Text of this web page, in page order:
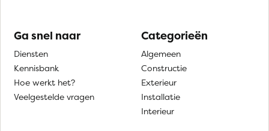
Ga snel naar
Diensten
Kennisbank
Hoe werkt het?
Veelgestelde vragen
Categorieën
Algemeen
Constructie
Exterieur
Installatie
Interieur